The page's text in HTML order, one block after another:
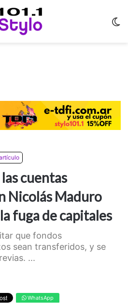
cuentas
Nicolás Maduro
fuga de capitales
que fondos
sean transferidos, y se
...
WhatsApp